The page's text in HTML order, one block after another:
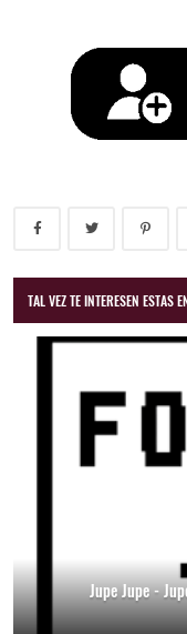
TAL VEZ TE INTERESEN ESTAS
Jupe Jupe -